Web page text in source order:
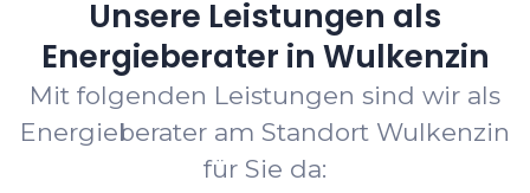
Unsere Leistungen als
Energieberater in Wulkenzin
Mit folgenden Leistungen sind wir als
Energieberater am Standort Wulkenzin
für Sie da: